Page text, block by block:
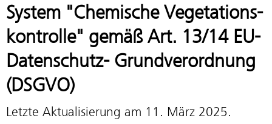
System "Chemische Vegetations­
kontrolle" gemäß Art. 13/14 EU-
Datenschutz- Grundverordnung
(DSGVO)
Letzte Aktualisierung am 11. März 2025.